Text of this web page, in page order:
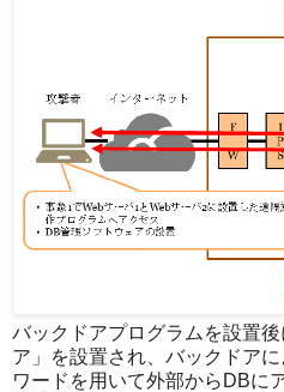
バックドアプログラムを設置
ア」を設置され、バックドア
ワードを用いて外部からDBに